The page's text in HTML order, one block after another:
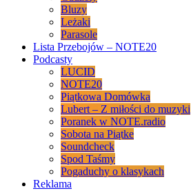
Bluzy
Leżaki
Parasole
Lista Przebojów – NOTE20
Podcasty
LUCID
NOTE20
Piątkowa Domówka
Lubert – Z miłości do muzyki
Poranek w NOTE.radio
Sobota na Piątke
Soundcheck
Spod Taśmy
Pogaduchy o klasykach
Reklama